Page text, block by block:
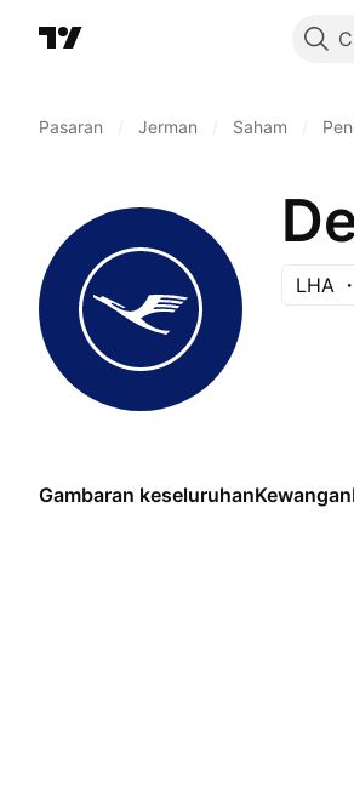
Pasaran Jerman Saham
LHA
Gambaran keseluruhanKewangan